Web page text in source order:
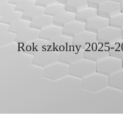
Rok szkolny 2025-